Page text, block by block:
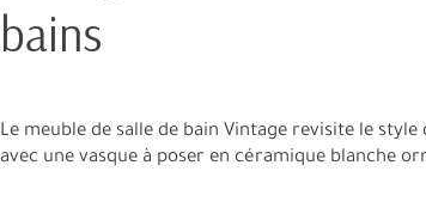
bains
Le meuble de salle de bain Vintage revisite le
avec une vasque à poser en céramique blanche